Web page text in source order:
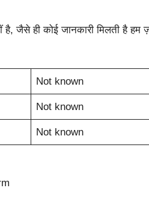
जैसे ही कोई जानकारी मिलती है हम
Not known
Not known
Not known